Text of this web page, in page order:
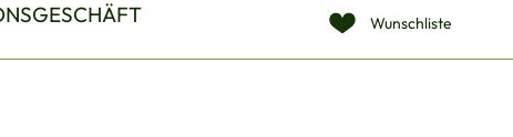
Wunschliste